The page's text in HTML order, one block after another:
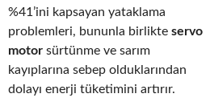
%41’ini kapsayan yataklama
problemleri, bununla birlikte servo
motor sürtünme ve sarım
kayıplarına sebep olduklarından
dolayı enerji tüketimini artırır.